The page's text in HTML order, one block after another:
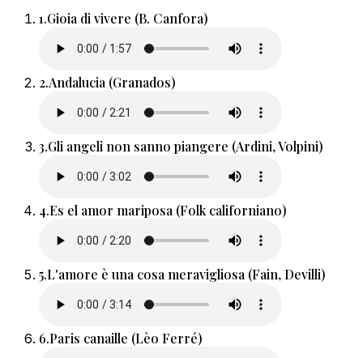
1.Gioia di vivere (B. Canfora)
2.Andalucia (Granados)
3.Gli angeli non sanno piangere (Ardini, Volpini)
4.Es el amor mariposa (Folk californiano)
5.L'amore è una cosa meravigliosa (Fain, Devilli)
6.Paris canaille (Lèo Ferré)